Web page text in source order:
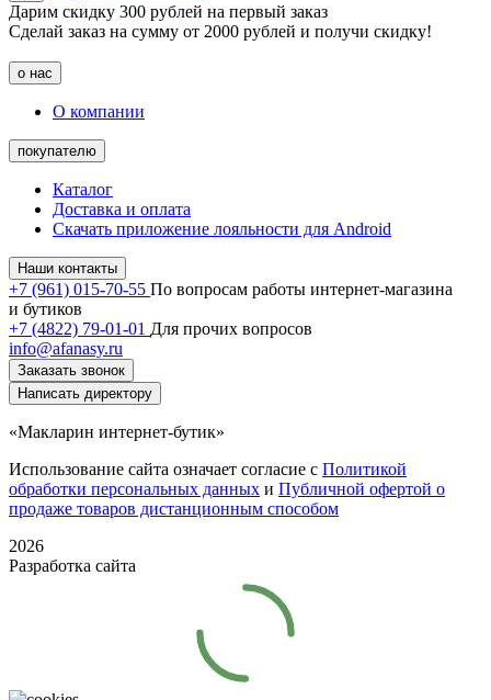
Дарим скидку 300 рублей на первый заказ
Сделай заказ на сумму от 2000 рублей и получи скидку!
о нас
О компании
покупателю
Каталог
Доставка и оплата
Скачать приложение лояльности для Android
Наши контакты
+7 (961) 015-70-55 По вопросам работы интернет-магазина
и бутиков
+7 (4822) 79-01-01 Для прочих вопросов
info@afanasy.ru
Заказать звонок
Написать директору
«Макларин интернет-бутик»
Использование сайта означает согласие с Политикой
обработки персональных данных и Публичной офертой о
продаже товаров дистанционным способом
2026
Разработка сайта